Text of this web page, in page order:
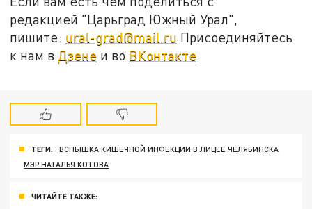
редакцией "Царьград Южный Урал",
пишите: ural-grad@mail.ru Присоединяйтесь
к нам в Дзене и во ВКонтакте.
ТЕГИ:
ВСПЫШКА КИШЕЧНОЙ ИНФЕКЦИИ В ЛИЦЕЕ ЧЕЛЯБИНСКА
МЭР НАТАЛЬЯ КОТОВА
ЧИТАЙТЕ ТАКЖЕ: